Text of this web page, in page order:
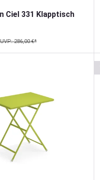
Ciel 331 Klapptisch
UVP: 286,00 €*